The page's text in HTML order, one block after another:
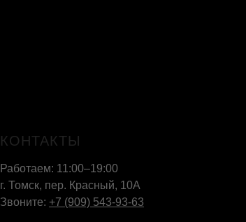
КОНТАКТЫ
Работаем: 11:00–19:00
г. Томск, пер. Красный, 10А
Звоните: +7 (909) 543-93-63